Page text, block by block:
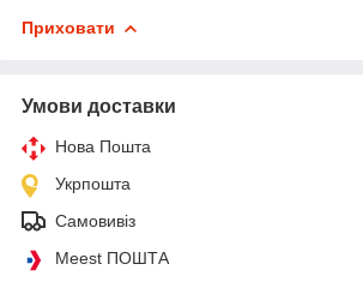
Приховати
Умови доставки
Нова Пошта
Укрпошта
Самовивіз
Meest ПОШТА